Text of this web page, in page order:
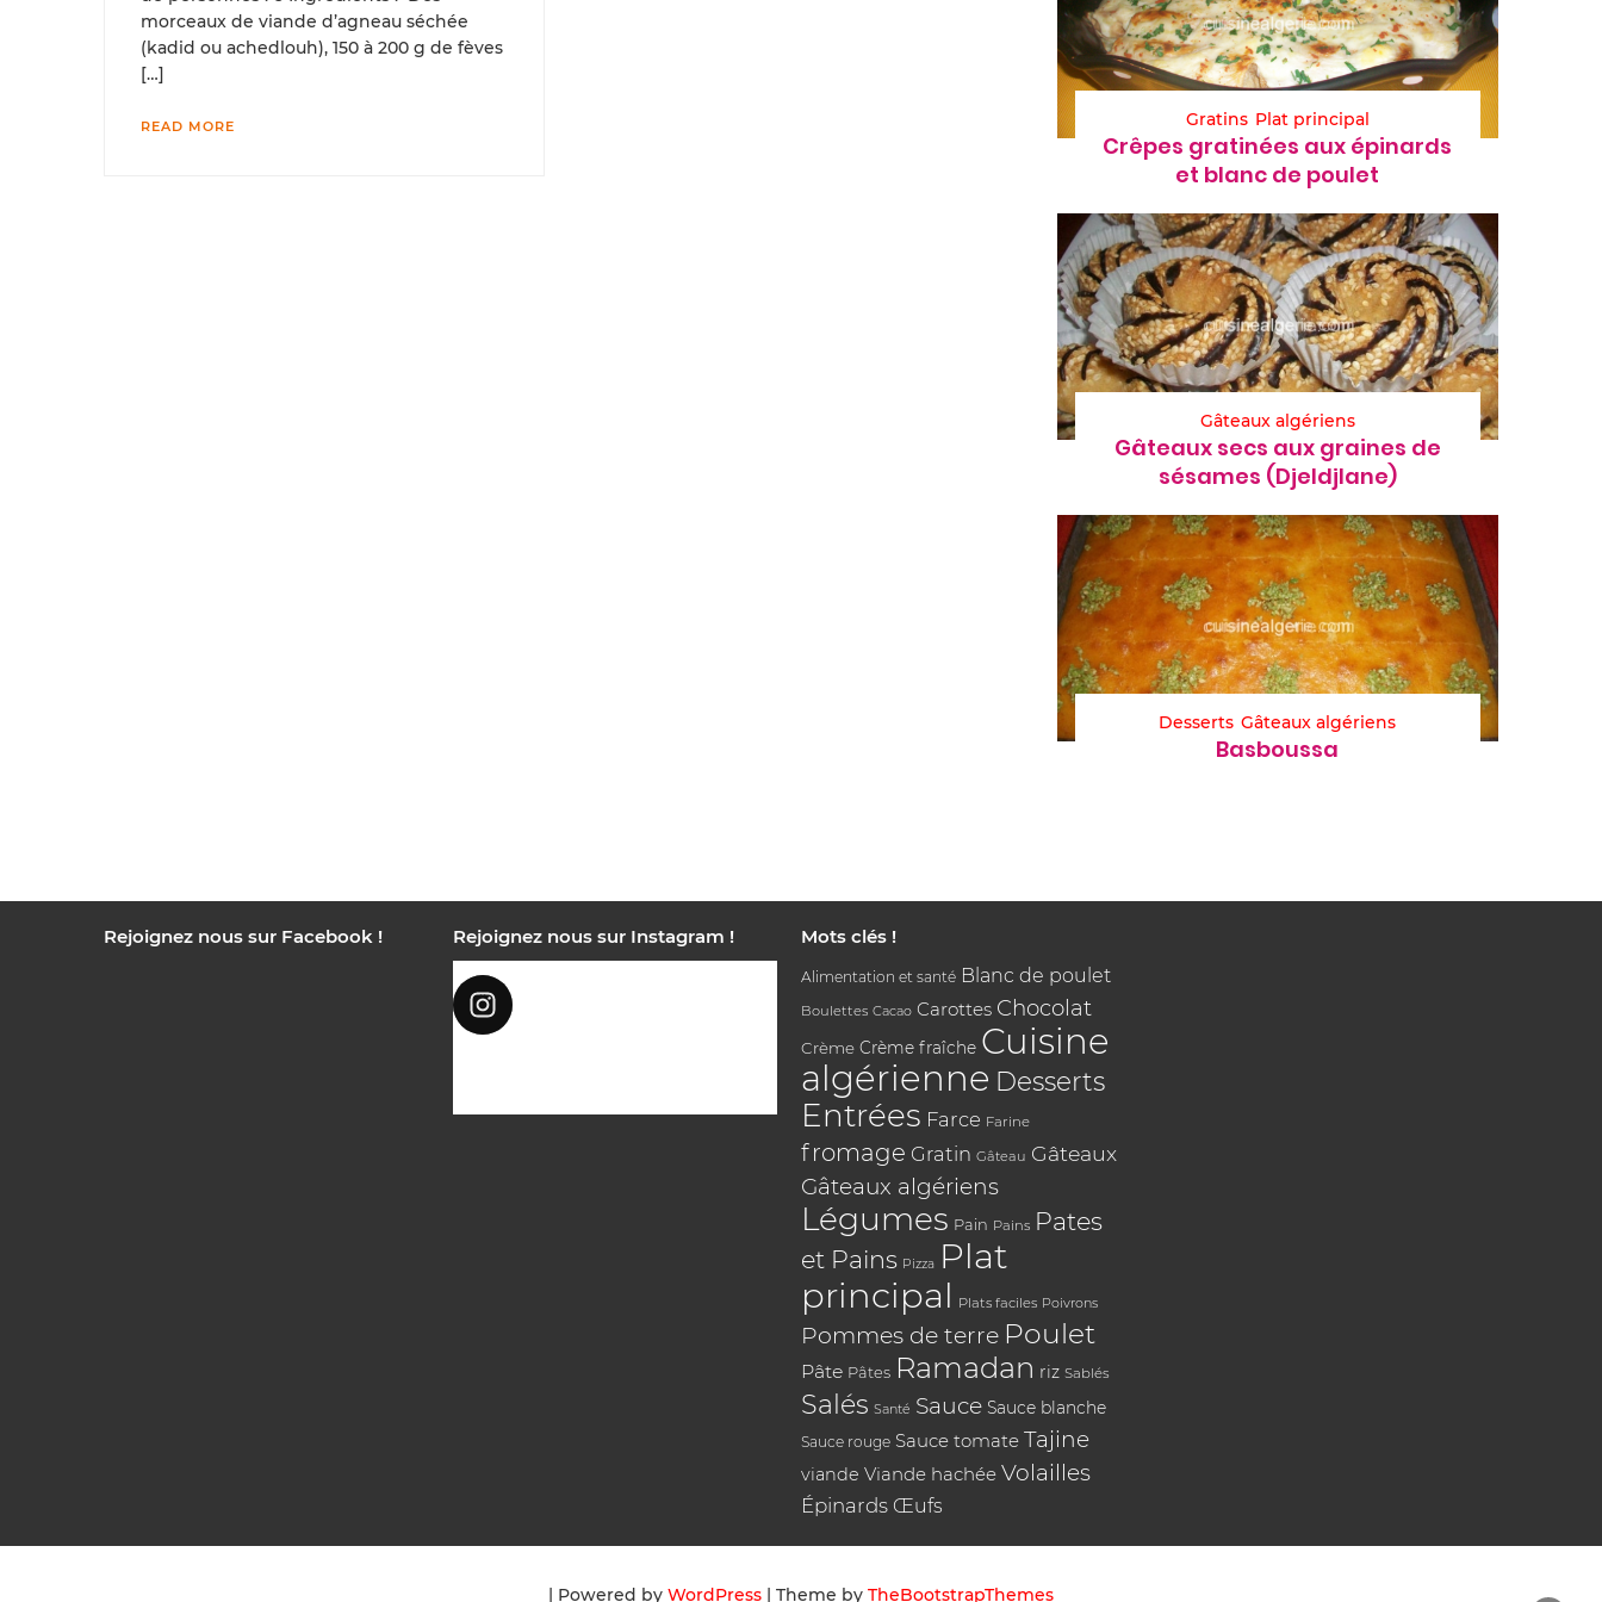
morceaux de viande d’agneau séchée
(kadid ou achedlouh), 150 à 200 g de fèves
[…]
READ MORE Gratins Plat principal
Crêpes gratinées aux épinards
et blanc de poulet
Gâteaux algériens
Gâteaux secs aux graines de
sésames (Djeldjlane)
Desserts Gâteaux algériens
Basboussa
Rejoignez nous sur Facebook ! Rejoignez nous sur Instagram ! Mots clés !
Alimentation et santé Blanc de poulet
Boulettes Cacao Carottes Chocolat
Crème Crème fraîche Cuisine
algérienne Desserts
Entrées Farce Farine
fromage Gratin Gâteau Gâteaux
Gâteaux algériens
Légumes Pain Pains Pates
et Pains Pizza Plat
principal Plats faciles Poivrons
Pommes de terre Poulet
Pâte Pâtes Ramadan riz Sablés
Salés Santé Sauce Sauce blanche
Sauce rouge Sauce tomate Tajine
viande Viande hachée Volailles
Épinards Œufs
| Powered by WordPress | Theme by TheBootstrapThemes